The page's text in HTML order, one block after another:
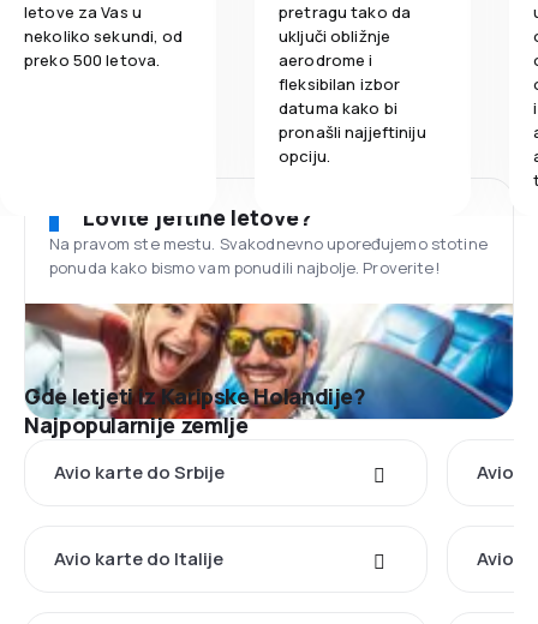
letove za Vas u
nekoliko sekundi, od
preko 500 letova.
pretragu tako da
uključi obližnje
aerodrome i
fleksibilan izbor
datuma kako bi
pronašli najjeftiniju
opciju.
Lovite jeftine letove?
Na pravom ste mestu. Svakodnevno upoređujemo stotine
ponuda kako bismo vam ponudili najbolje. Proverite!
Gde letjeti iz Karipske Holandije?
Najpopularnije zemlje
Avio karte do Srbije Avio
Avio karte do Italije Avio